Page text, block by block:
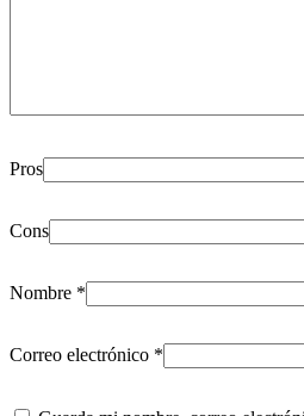
Pros
Cons
Nombre *
Correo electrónico *